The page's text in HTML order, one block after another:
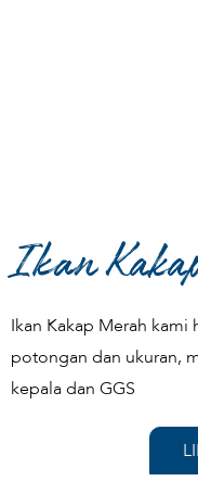
Ikan
Ikan Kakap Merah
potongan dan ukuran,
kepala dan GGS